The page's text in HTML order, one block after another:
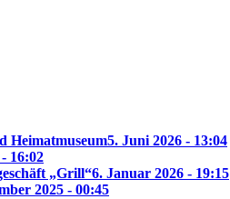
Heimatmuseum5. Juni 2026 - 13:04
16:02
„Grill“6. Januar 2026 - 19:15
2025 - 00:45